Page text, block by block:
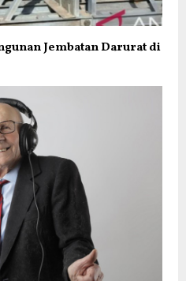
Jembatan Darurat di